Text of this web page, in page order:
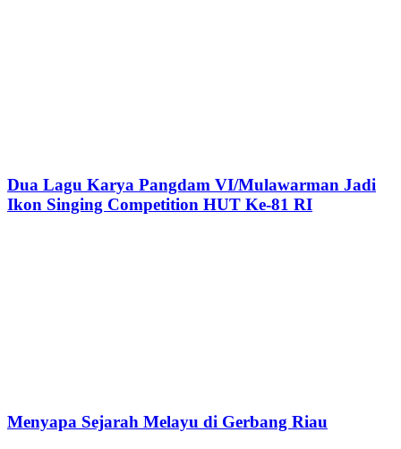
Dua Lagu Karya Pangdam VI/Mulawarman Jadi
Ikon Singing Competition HUT Ke-81 RI
Menyapa Sejarah Melayu di Gerbang Riau